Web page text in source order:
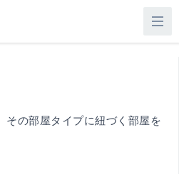
その部屋タイプに紐づく部屋を